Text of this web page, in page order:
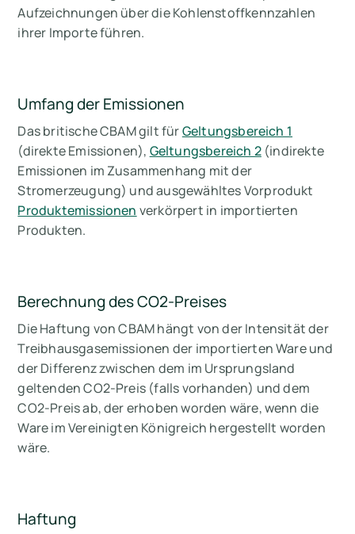
Aufzeichnungen über die Kohlenstoffkennzahlen
ihrer Importe führen.
Umfang der Emissionen
Das britische CBAM gilt fürGeltungsbereich 1
(direkte Emissionen), Geltungsbereich 2(indirekte
Emissionen im Zusammenhang mit der
Stromerzeugung) und ausgewähltes Vorprodukt
Produktemissionen verkörpert in importierten
Produkten.
Berechnung des CO2-Preises
Die Haftung von CBAM hängt von der Intensität der
Treibhausgasemissionen der importierten Ware und
der Differenz zwischen dem im Ursprungsland
geltenden CO2-Preis (falls vorhanden) und dem
CO2-Preis ab, der erhoben worden wäre, wenn die
Ware im Vereinigten Königreich hergestellt worden
wäre.
Haftung